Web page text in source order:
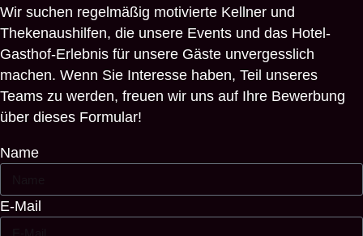
Wir suchen regelmäßig motivierte Kellner und
Thekenaushilfen, die unsere Events und das Hotel-
Gasthof-Erlebnis für unsere Gäste unvergesslich
machen. Wenn Sie Interesse haben, Teil unseres
Teams zu werden, freuen wir uns auf Ihre Bewerbung
über dieses Formular!
Name
E-Mail